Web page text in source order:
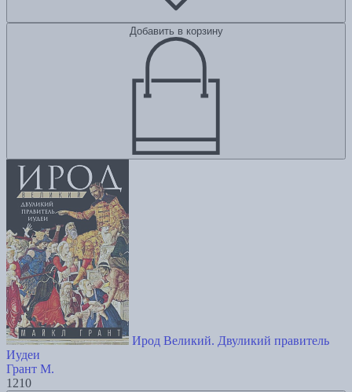
Добавить в корзину
Ирод Великий. Двуликий правитель
Иудеи
Грант М.
1210